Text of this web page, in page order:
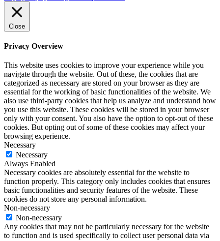
Close
Privacy Overview
This website uses cookies to improve your experience while you
navigate through the website. Out of these, the cookies that are
categorized as necessary are stored on your browser as they are
essential for the working of basic functionalities of the website. We
also use third-party cookies that help us analyze and understand how
you use this website. These cookies will be stored in your browser
only with your consent. You also have the option to opt-out of these
cookies. But opting out of some of these cookies may affect your
browsing experience.
Necessary
Necessary
Always Enabled
Necessary cookies are absolutely essential for the website to
function properly. This category only includes cookies that ensures
basic functionalities and security features of the website. These
cookies do not store any personal information.
Non-necessary
Non-necessary
Any cookies that may not be particularly necessary for the website
to function and is used specifically to collect user personal data via